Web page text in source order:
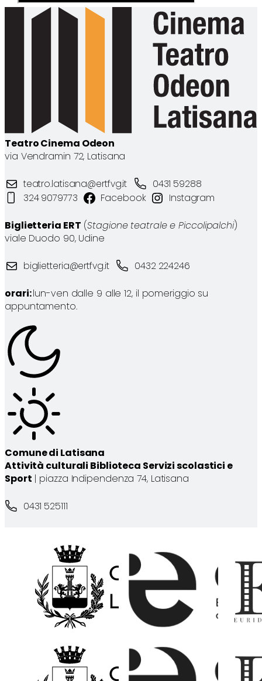
Teatro Cinema Odeon
via Vendramin 72, Latisana
teatro.latisana@ertfvg.it
0431 59288
324 9079773
Facebook Instagram
Biglietteria ERT (Stagione teatrale e Piccolipalchi)
viale Duodo 90, Udine
biglietteria@ertfvg.it 0432 224246
orari:lun-ven dalle 9 alle 12, il pomeriggio su
appuntamento.
Comune di Latisana
Attività culturali Biblioteca Servizi scolastici e
Sport | piazza Indipendenza 74, Latisana
0431 525111